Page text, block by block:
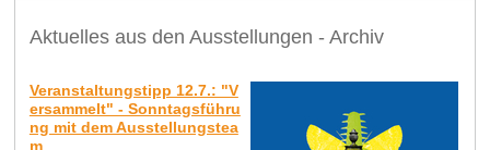
Aktuelles aus den Ausstellungen - Archiv
Veranstaltungstipp 12.7.: "V
ersammelt" - Sonntagsführu
ng mit dem Ausstellungstea
m